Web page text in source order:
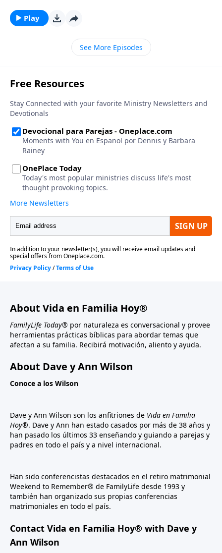
importancia de la intimidad en una relación de
matrimonio por el consejero y autor Ron Deal.
Play
See More Episodes
About Vida en Familia Hoy®
FamilyLife Today® por naturaleza es conversacional y provee
herramientas prácticas bíblicas para abordar temas que
afectan a su familia. Recibirá motivación, aliento y ayuda.
About Dave y Ann Wilson
Conoce a los Wilson
Dave y Ann Wilson son los anfitriones de Vida en Familia
Hoy®. Dave y Ann han estado casados por más de 38 años y
han pasado los últimos 33 enseñando y guiando a parejas y
padres en todo el país y a nivel internacional.
Han sido conferencistas destacados en el retiro matrimonial
Weekend to Remember® de FamilyLife desde 1993 y
también han organizado sus propias conferencias
matrimoniales en todo el país.
Contact Vida en Familia Hoy® with Dave y
Ann Wilson